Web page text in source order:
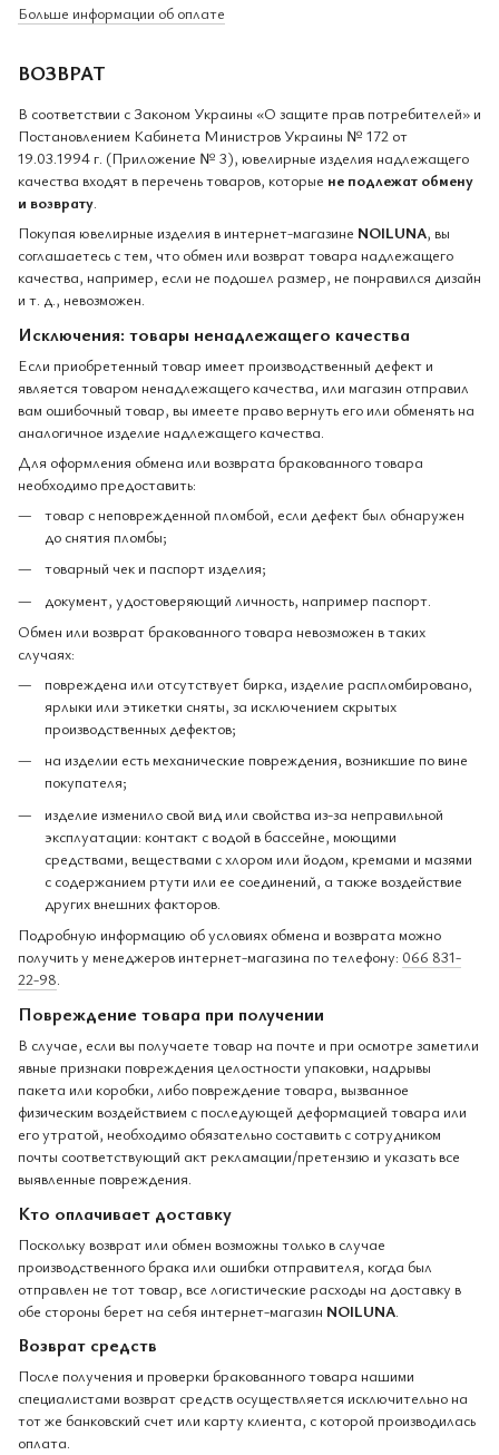
Больше информации об оплате
ВОЗВРАТ
В соответствии с Законом Украины «О защите прав потребителей» и
Постановлением Кабинета Министров Украины № 172 от
19.03.1994 г. (Приложение № 3), ювелирные изделия надлежащего
качества входят в перечень товаров, которые не подлежат обмену
и возврату.
Покупая ювелирные изделия в интернет-магазине NOILUNA, вы
соглашаетесь с тем, что обмен или возврат товара надлежащего
качества, например, если не подошел размер, не понравился дизайн
и т. д., невозможен.
Исключения: товары ненадлежащего качества
Если приобретенный товар имеет производственный дефект и
является товаром ненадлежащего качества, или магазин отправил
вам ошибочный товар, вы имеете право вернуть его или обменять на
аналогичное изделие надлежащего качества.
Для оформления обмена или возврата бракованного товара
необходимо предоставить:
товар с неповрежденной пломбой, если дефект был обнаружен
до снятия пломбы;
товарный чек и паспорт изделия;
документ, удостоверяющий личность, например паспорт.
Обмен или возврат бракованного товара невозможен в таких
случаях:
повреждена или отсутствует бирка, изделие распломбировано,
ярлыки или этикетки сняты, за исключением скрытых
производственных дефектов;
на изделии есть механические повреждения, возникшие по вине
покупателя;
изделие изменило свой вид или свойства из-за неправильной
эксплуатации: контакт с водой в бассейне, моющими
средствами, веществами с хлором или йодом, кремами и мазями
с содержанием ртути или ее соединений, а также воздействие
других внешних факторов.
Подробную информацию об условиях обмена и возврата можно
получить у менеджеров интернет-магазина по телефону: 066 831-
22-98.
Повреждение товара при получении
В случае, если вы получаете товар на почте и при осмотре заметили
явные признаки повреждения целостности упаковки, надрывы
пакета или коробки, либо повреждение товара, вызванное
физическим воздействием с последующей деформацией товара или
его утратой, необходимо обязательно составить с сотрудником
почты соответствующий акт рекламации/претензию и указать все
выявленные повреждения.
Кто оплачивает доставку
Поскольку возврат или обмен возможны только в случае
производственного брака или ошибки отправителя, когда был
отправлен не тот товар, все логистические расходы на доставку в
обе стороны берет на себя интернет-магазин NOILUNA
Возврат средств
После получения и проверки бракованного товара нашими
специалистами возврат средств осуществляется исключительно на
тот же банковский счет или карту клиента, с которой производилась
оплата.